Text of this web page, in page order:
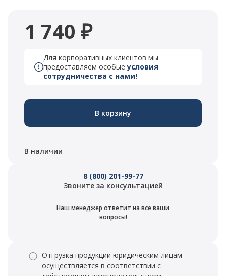
1 740 ₽
Для корпоративных клиентов мы
предоставляем особыеусловия
сотрудничества с нами!
В корзину
В наличии
8 (800) 201-99-77
Звоните за консультацией
Наш менеджер ответит на все ваши
вопросы!
Отгрузка продукции юридическим лицам
осуществляется в соответствии с